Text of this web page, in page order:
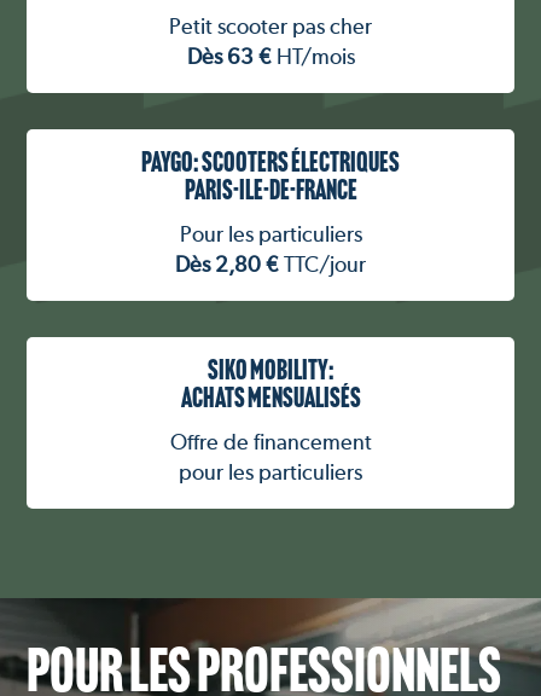
Petit scooter pas cher
Dès 63 €HT/mois
PAYGO: SCOOTERS ÉLECTRIQUES
PARIS-ILE-DE-FRANCE
Pour les particuliers
Dès 2,80 €TTC/jour
SIKO MOBILITY:
ACHATS MENSUALISÉS
Offre de financement
pour les particuliers
POUR LES PROFESSIONNELS